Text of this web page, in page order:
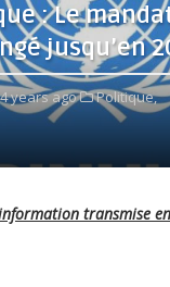
: Le
jusqu’en
4 years ago
Politique,
transmise